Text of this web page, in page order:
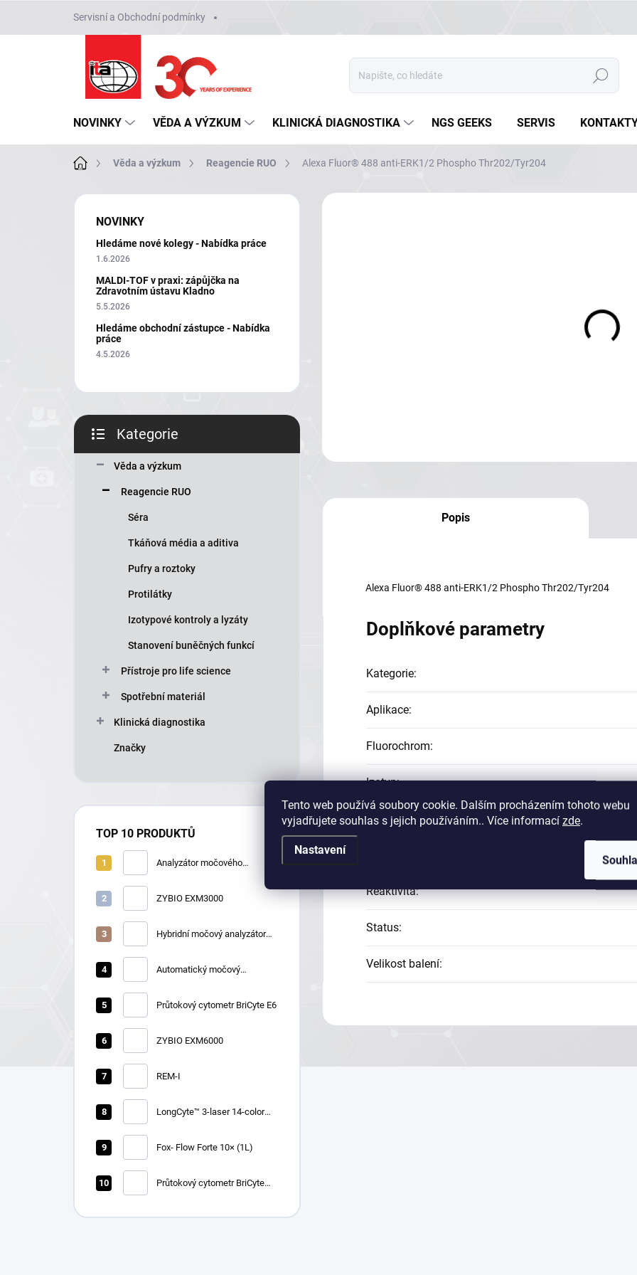
Tento web používá soubory cookie. Dalším procházením tohoto webu
vyjadřujete souhlas s jejich používáním.. Více informací zde.
Nastavení
obsah
Servisní a Obchodní podmínky
Hledat
NOVINKY VĚDA A VÝZKUM KLINICKÁ DIAGNOSTIKA NGS GEEKS SERVIS
Domů Věda a výzkum Reagencie RUO Alexa Fluor® 488 anti-ERK1/2 Phospho Thr202/Tyr204
P
e
NOVINKY
Hledáme nové kolegy - Nabídka práce
1.6.2026
MALDI-TOF v praxi: zápůjčka na
Zdravotním ústavu Kladno
5.5.2026
Hledáme obchodní zástupce - Nabídka
práce
4.5.2026
kategorie
Kategorie
Věda a výzkum
Reagencie RUO
Séra
Tkáňová média a aditiva
Pufry a roztoky
Protilátky
Izotypové kontroly a lyzáty
Stanovení buněčných funkcí
Přístroje pro life science
Spotřební materiál
Klinická diagnostika
Značky
TOP 10 PRODUKTŮ
Analyzátor močového
ZYBIO EXM3000
Hybridní močový analyzátor
Automatický močový
Průtokový cytometr BriCyte E6
ZYBIO EXM6000
REM-I
LongCyte™ 3-laser 14-color
Fox- Flow Forte 10× (1L)
Průtokový cytometr BriCyte
Popis
Alexa Fluor® 488 anti-ERK1/2 Phospho Thr202/Tyr204
Doplňkové parametry
Kategorie:
Aplikace:
Fluorochrom:
Izotyp:
Klon :
Reaktivita:
Status:
Velikost balení: